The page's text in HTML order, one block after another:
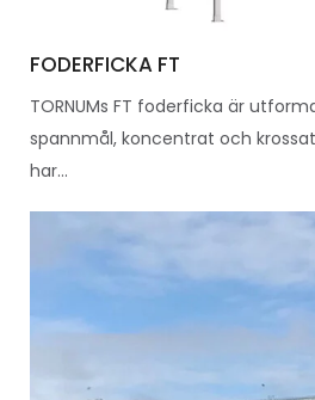
FODERFICKA FT
TORNUMs FT foderficka är
spannmål, koncentrat och
har...